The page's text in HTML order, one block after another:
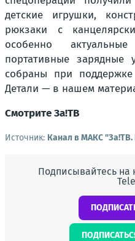
детские игрушки,
рюкзаки с
особенно
портативные зарядные
собраны при
Детали — в нашем
Смотрите За!ТВ
Источник: Канал в МАКС
Подписывайтесь